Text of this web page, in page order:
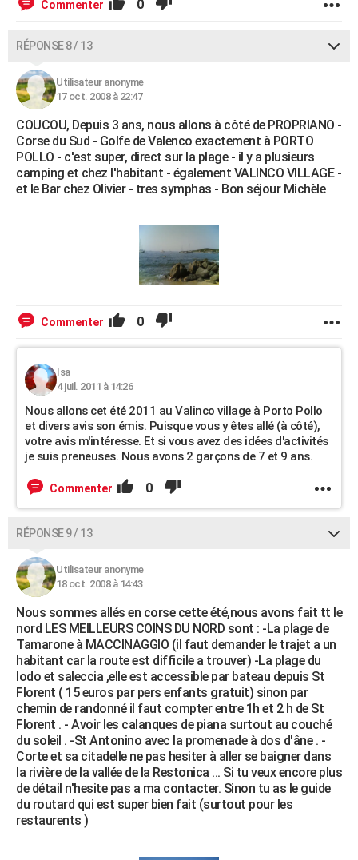
Commenter 0
RÉPONSE 8 / 13
Utilisateur anonyme
17 oct. 2008 à 22:47
COUCOU, Depuis 3 ans, nous allons à côté de PROPRIANO -
Corse du Sud - Golfe de Valenco exactement à PORTO
POLLO - c'est super, direct sur la plage - il y a plusieurs
camping et chez l'habitant - également VALINCO VILLAGE -
et le Bar chez Olivier - tres symphas - Bon séjour Michèle
Commenter 0
Isa
4 juil. 2011 à 14:26
Nous allons cet été 2011 au Valinco village à Porto Pollo
et divers avis son émis. Puisque vous y êtes allé (à côté),
votre avis m'intéresse. Et si vous avez des idées d'activités
je suis preneuses. Nous avons 2 garçons de 7 et 9 ans.
Commenter 0
RÉPONSE 9 / 13
Utilisateur anonyme
18 oct. 2008 à 14:43
Nous sommes allés en corse cette été,nous avons fait tt le
nord LES MEILLEURS COINS DU NORD sont : -La plage de
Tamarone à MACCINAGGIO (il faut demander le trajet a un
habitant car la route est difficile a trouver) -La plage du
lodo et saleccia ,elle est accessible par bateau depuis St
Florent ( 15 euros par pers enfants gratuit) sinon par
chemin de randonné il faut compter entre 1h et 2 h de St
Florent . - Avoir les calanques de piana surtout au couché
du soleil . -St Antonino avec la promenade à dos d'âne . -
Corte et sa citadelle ne pas hesiter à aller se baigner dans
la rivière de la vallée de la Restonica ... Si tu veux encore plus
de détail n'hesite pas a ma contacter. Sinon tu as le guide
du routard qui est super bien fait (surtout pour les
restaurents )